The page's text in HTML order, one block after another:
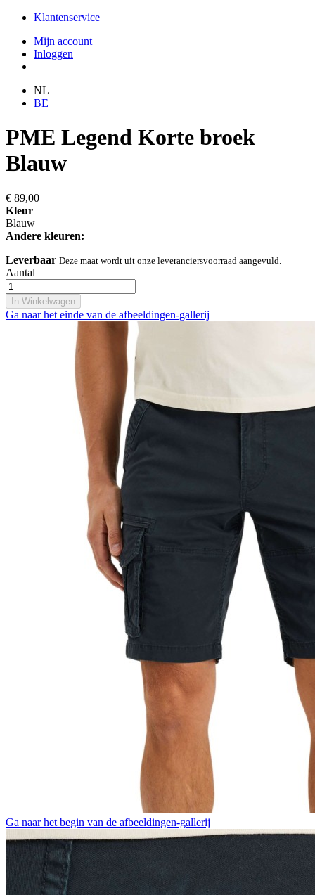
Klantenservice
Mijn account
Inloggen
NL
BE
PME Legend Korte broek
Blauw
€ 89,00
Kleur
Blauw
Andere kleuren:
Leverbaar Deze maat wordt uit onze leveranciersvoorraad aangevuld.
Aantal
In Winkelwagen
Ga naar het einde van de afbeeldingen-gallerij
Ga naar het begin van de afbeeldingen-gallerij